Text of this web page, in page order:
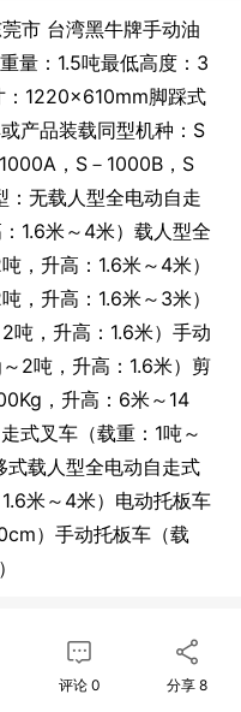
市 台湾黑牛牌手动油
量：1.5吨最低高度：3
：1220×610mm脚踩式
产品装载同型机种：S
，S－1000B，S
无载人型全电动自走
1.6米～4米）载人型全
，升高：1.6米～4米）
，升高：1.6米～3米）
吨，升高：1.6米）手动
2吨，升高：1.6米）剪
，升高：6米～14
式叉车（载重：1吨～
式载人型全电动自走式
米～4米）电动托板车
）手动托板车（载
评论0 分享8